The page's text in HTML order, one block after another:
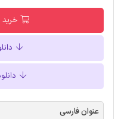
عنوان فارسی